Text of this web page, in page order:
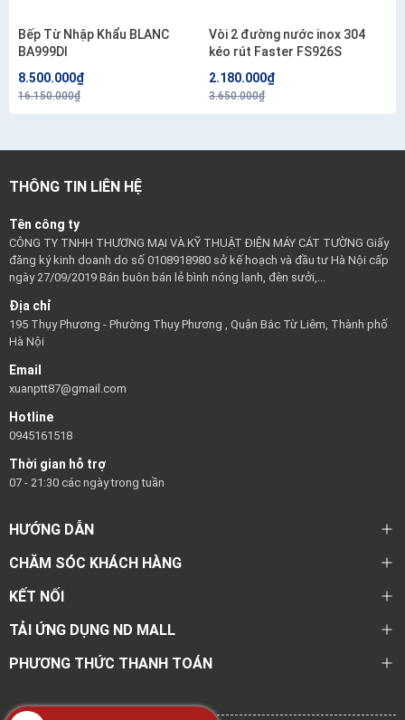
Bếp Từ Nhập Khẩu BLANC
BA999DI
8.500.000₫
16.150.000₫
Vòi 2 đường nước inox 304
kéo rút Faster FS926S
2.180.000₫
3.650.000₫
THÔNG TIN LIÊN HỆ
Tên công ty
CÔNG TY TNHH THƯƠNG MẠI VÀ KỸ THUẬT ĐIỆN MÁY CÁT TƯỜNG Giấy
đăng ký kinh doanh do số 0108918980 sở kế hoạch và đầu tư Hà Nội cấp
ngày 27/09/2019 Bán buôn bán lẻ bình nóng lạnh, đèn sưởi,...
Địa chỉ
195 Thụy Phương - Phường Thụy Phương , Quận Bắc Từ Liêm, Thành phố
Hà Nội
Email
xuanptt87@gmail.com
Hotline
0945161518
Thời gian hỗ trợ
07 - 21:30 các ngày trong tuần
HƯỚNG DẪN
CHĂM SÓC KHÁCH HÀNG
KẾT NỐI
TẢI ỨNG DỤNG ND MALL
PHƯƠNG THỨC THANH TOÁN